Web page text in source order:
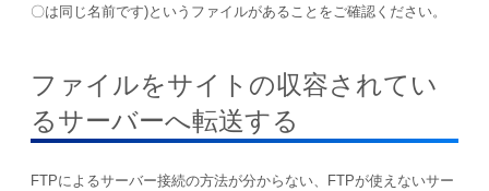
〇は同じ名前です)というファイルがあることをご確認ください。
ファイルをサイトの収容されてい
るサーバーへ転送する
FTPによるサーバー接続の方法が分からない、FTPが使えないサー